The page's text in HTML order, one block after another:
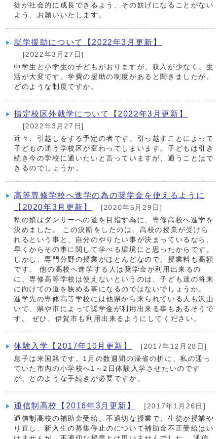
徒が社会的に成長できるよう、その妨げになることがない
よう、お願いいたします。
就学援助について【2022年3月更新】
[2022年3月27日]
中学生と小学生の子どもがおりますが、収入が少なく、生
活が大変です。学費の援助の制度があると聞きましたが、
どのような制度ですか。
指定校区外就学について【2022年3月更新】
[2022年3月27日]
近々、引越しをする予定の者です。引っ越すことによって
子どもの通う学校区が変わってしまいます。子どもは引き
続き今の学校に通いたいと言っていますが、通うことはで
きるのでしょうか。
高等専修学校へ進学の為の奨学金を使えるように
【2020年3月更新】
[2020年5月29日]
私の娘はダンサーへの道を目指す為に、専修高校へ進学を
決めました。 この決断をしたのは、高校の授業が受けら
れるという事と、自分のやりたい事が決まっているなら、
早くからその事に関して学べる環境にと思ったからです。
しかし、専門分野の授業がほとんどなので、授業料も高額
です。 他の高校へ進学する人は奨学金が利用出来るの
に、専修高等学校は使えないというのは、子ども達の将来
に向けての道を狭める事になるのではないでしょうか。
進学先の専修高等学校には他県から来られている人も沢山
いて、県や市によって奨学金が利用出来る事もあるそうで
す。 ぜひ、伊賀市も利用出来るようにしてください。
体験入学【2017年10月更新】
[2017年12月28日]
息子は米国籍です。1月の数週間の帰省の折に、私の通っ
ていた市内の小学校へ1～2日体験入学させたいのです
が、どのような手続きが必要ですか。
通信制高校【2016年3月更新】
[2017年1月26日]
通信制高校の補助金受給、不適切な授業で、生徒が授業や
り直し、新入生の募集停止のについて補助金不正受給はい